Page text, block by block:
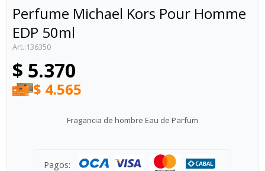
Perfume Michael Kors Pour Homme
EDP 50ml
136350
$ 5.370
$ 4.565
Fragancia de hombre Eau de Parfum
Pagos: